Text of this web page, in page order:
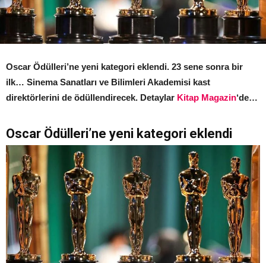
Oscar Ödülleri’ne yeni kategori eklendi. 23 sene sonra bir
ilk… Sinema Sanatları ve Bilimleri Akademisi kast
direktörlerini de ödüllendirecek. Detaylar Kitap Magazin‘de…
Oscar Ödülleri’ne yeni kategori eklendi